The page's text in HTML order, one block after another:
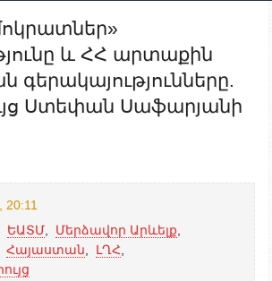
և ՀՀ արտաքին
Ստեփան Սաֆարյանի
20:11
ԵԱՏՄ Մերձավոր Արևելք
Հայաստան ԼՂՀ